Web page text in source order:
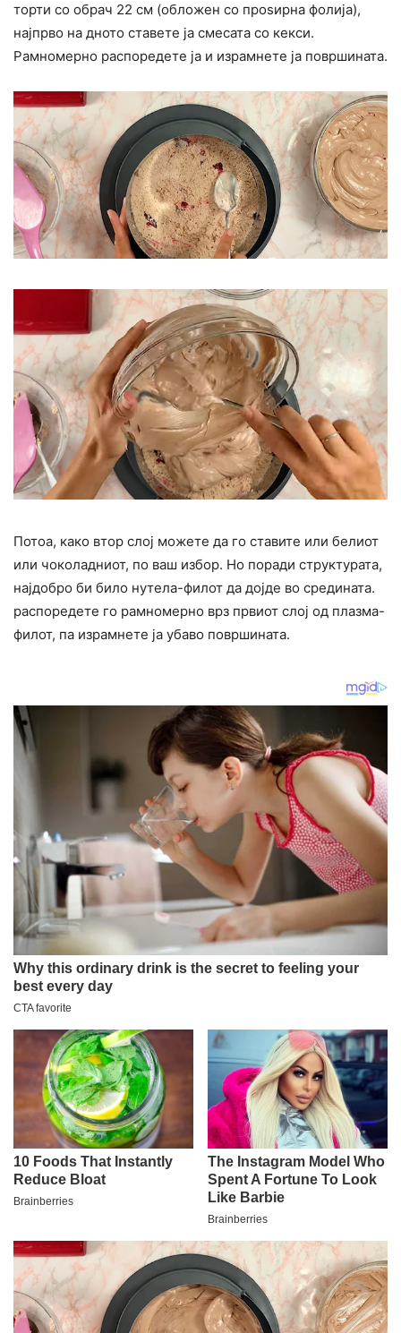
торти со обрач 22 см (обложен со проѕирна фолија),
најпрво на дното ставете ја смесата со кекси.
Рамномерно распоредете ја и израмнете ја површината.
Потоа, како втор слој можете да го ставите или белиот
или чоколадниот, по ваш избор. Но поради структурата,
најдобро би било нутела-филот да дојде во средината.
распоредете го рамномерно врз првиот слој од плазма-
филот, па израмнете ја убаво површината.